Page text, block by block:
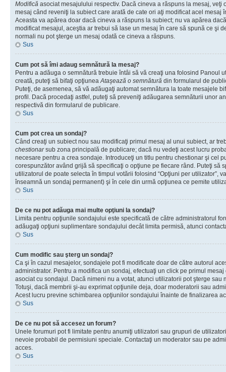
Modifică asociat mesajulului respectiv. Dacă cineva a răspuns la mesaj, veţi
mesaj când reveniţi la subiect care arată de cate ori aţi modificat acel mesaj
Aceasta va apărea doar dacă cineva a răspuns la subiect; nu va apărea
modificat mesajul, aceştia ar trebui să lase un mesaj în care să spună ce şi
normali nu pot şterge un mesaj odată ce cineva a răspuns.
Sus
Cum pot să îmi adaug semnătură la mesaj?
Pentru a adăuga o semnătură trebuie întâi să vă creaţi una folosind Panoul
creată, puteţi să bifaţi opţiuneaAtaşează o semnătură din formularul de
Puteţi, de asemenea, să vă adăugaţi automat semnătura la toate mesajele
profil. Dacă procedaţi astfel, puteţi să preveniţi adăugarea semnăturii unor
respectivă din formularul de publicare.
Sus
Cum pot crea un sondaj?
Când creaţi un subiect nou sau modificaţi primul mesaj al unui subiect, ar
chestionarsub zona principală de publicare; dacă nu vedeţi acest lucru
necesare pentru a crea sondaje. Introduceţi un titlu pentru chestionar şi cel
corespunzător având grijă să specificaţi o opţiune pe fiecare rând. Puteţi să
utilizatorul de poate selecta în timpul votării folosind “Opţiuni per utilizator”,
înseamnă un sondaj permanent) şi în cele din urmă opţiunea ce pemite
Sus
De ce nu pot adăuga mai multe opţiuni la sondaj?
Limita pentru opţiunile sondajului este specificată de către administratorul
adăugaţi opţiuni suplimentare sondajului decât limita permisă, atunci
Sus
Cum modific sau şterg un sondaj?
Ca şi în cazul mesajelor, sondajele pot fi modificate doar de către autorul
administrator. Pentru a modifica un sondaj, efectuaţi un click pe primul
asociat cu sondajul. Dacă nimeni nu a votat, atunci utilizatorii pot şterge
Totuşi, dacă membrii şi-au exprimat opţiunile deja, doar moderatorii sau
Acest lucru previne schimbarea opţiunilor sondajului înainte de finalizarea
Sus
De ce nu pot să accesez un forum?
Unele forumuri pot fi limitate pentru anumiţi utilizatori sau grupuri de
nevoie probabil de permisiuni speciale. Contactaţi un moderator sau pe
acces.
Sus